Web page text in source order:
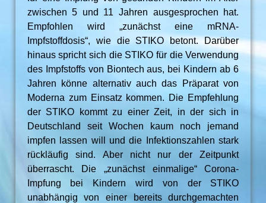
zwischen 5 und 11 Jahren ausgesprochen hat.
Empfohlen wird „zunächst eine mRNA-
Impfstoffdosis“, wie die STIKO betont. Darüber
hinaus spricht sich die STIKO für die Verwendung
des Impfstoffs von Biontech aus, bei Kindern ab 6
Jahren könne alternativ auch das Präparat von
Moderna zum Einsatz kommen. Die Empfehlung
der STIKO kommt zu einer Zeit, in der sich in
Deutschland seit Wochen kaum noch jemand
impfen lassen will und die Infektionszahlen stark
rückläufig sind. Aber nicht nur der Zeitpunkt
überrascht. Die „zunächst einmalige“ Corona-
Impfung bei Kindern wird von der STIKO
unabhängig von einer bereits durchgemachten